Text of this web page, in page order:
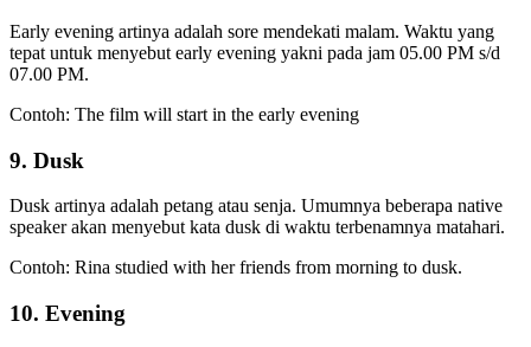
Early evening artinya adalah sore mendekati malam. Waktu yang
tepat untuk menyebut early evening yakni pada jam 05.00 PM s/d
07.00 PM.
Contoh: The film will start in the early evening
9. Dusk
Dusk artinya adalah petang atau senja. Umumnya beberapa native
speaker akan menyebut kata dusk di waktu terbenamnya matahari.
Contoh: Rina studied with her friends from morning to dusk.
10. Evening